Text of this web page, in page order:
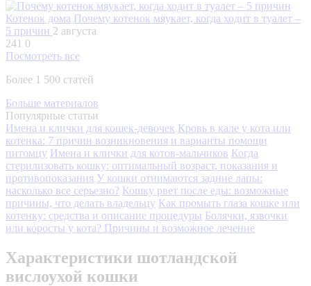
Котенок дома Почему котенок мяукает, когда ходит в туалет –
5 причин 2 августа
241 0
Посмотреть все
Более 1 500 статей
Больше материалов
Популярные статьи
Имена и клички для кошек-девочек Кровь в кале у кота или
котенка: 7 причин возникновения и варианты помощи
питомцу Имена и клички для котов-мальчиков Когда
стерилизовать кошку: оптимальный возраст, показания и
противопоказания У кошки отнимаются задние лапы:
насколько все серьезно? Кошку рвет после еды: возможные
причины, что делать владельцу Как промыть глаза кошке или
котенку: средства и описание процедуры Болячки, язвочки
или коросты у кота? Причины и возможное лечение
Характеристики шотландской
вислоухой кошки